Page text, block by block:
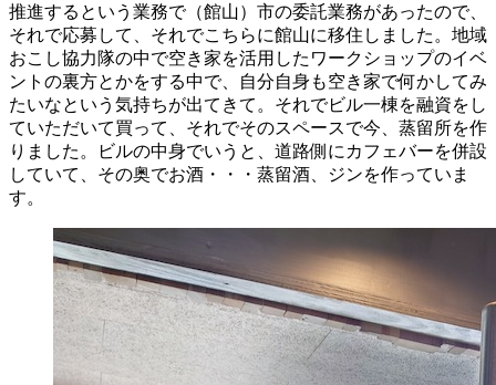
推進するという業務で（館山）市の委託業務があったので、
それで応募して、それでこちらに館山に移住しました。地域
おこし協力隊の中で空き家を活用したワークショップのイベ
ントの裏方とかをする中で、自分自身も空き家で何かしてみ
たいなという気持ちが出てきて。それでビル一棟を融資をし
ていただいて買って、それでそのスペースで今、蒸留所を作
りました。ビルの中身でいうと、道路側にカフェバーを併設
していて、その奥でお酒・・・蒸留酒、ジンを作っていま
す。